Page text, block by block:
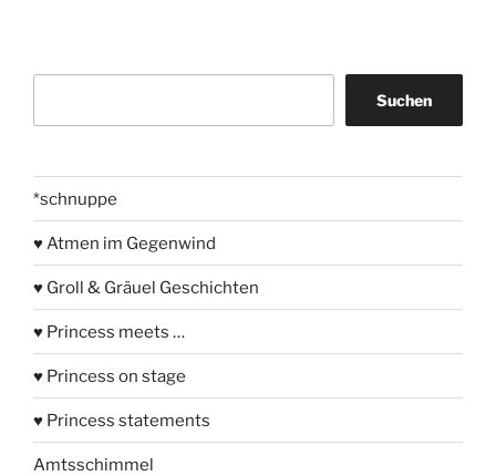
Suchen
*schnuppe
♥ Atmen im Gegenwind
♥ Groll & Gräuel Geschichten
♥ Princess meets …
♥ Princess on stage
♥ Princess statements
Amtsschimmel